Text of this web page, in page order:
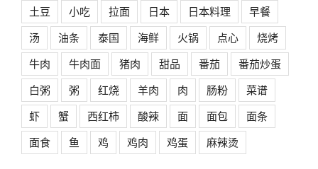
土豆
小吃 拉面 日本 日本料理
早餐
汤
油条 泰国 海鲜 火锅 点心
烧烤
牛肉
牛肉面 猪肉 甜品 番茄
番茄炒蛋
白粥
粥 红烧 羊肉 肉 肠粉
菜谱
虾
蟹 西红柿 酸辣 面 面包
面条
面食
鱼 鸡 鸡肉 鸡蛋 麻辣烫